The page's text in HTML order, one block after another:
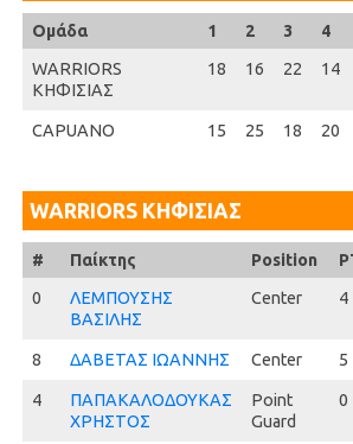
Ομάδα 1 2 3 4
WARRIORS
ΚΗΦΙΣΙΑΣ
18 16 22 14
CAPUANO 15 25 18 20
WARRIORS ΚΗΦΙΣΙΑΣ
#
0
8
4
# Παίκτης Position
0
ΛΕΜΠΟΥΣΗΣ
ΒΑΣΙΛΗΣ
Center 4
8 ΔΑΒΕΤΑΣ ΙΩΑΝΝΗΣ Center 5
4
ΠΑΠΑΚΑΛΟΔΟΥΚΑΣ
ΧΡΗΣΤΟΣ
Point
Guard
0